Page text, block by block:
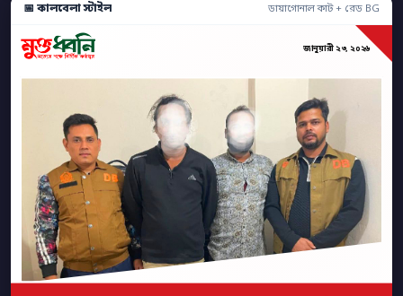
📅 কালবেলা স্টাইল ডায়াগোনাল কাট + রেড BG
জানুয়ারী ২৩, ২০২৬